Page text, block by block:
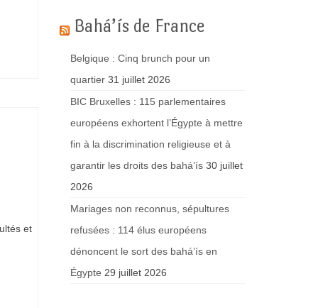
et
Bahá’ís de France
Belgique : Cinq brunch pour un
quartier 31 juillet 2026
BIC Bruxelles : 115 parlementaires
européens exhortent l’Égypte à mettre
fin à la discrimination religieuse et à
garantir les droits des bahá’ís 30 juillet
2026
Mariages non reconnus, sépultures
refusées : 114 élus européens
dénoncent le sort des bahá’ís en
Égypte 29 juillet 2026